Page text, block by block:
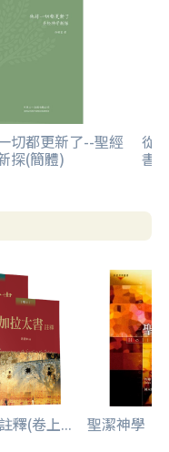
切都更新了--聖經
探(簡體)
從
書
釋(卷上... 聖潔神學